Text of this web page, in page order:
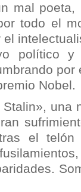
mal
todo el
político
por
Nobel.
una
el telón